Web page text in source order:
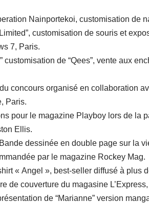
Nainportekoi, customisation de
customisation de souris et
7, Paris.
customisation de “Qees”, vente aux
concours organisé en collaboration
Paris.
pour le magazine Playboy lors de la
Ellis.
dessinée en double page sur la
par le magazine Rockey Mag.
« Angel », best-seller diffusé à plus
de couverture du magasine
de “Marianne” version